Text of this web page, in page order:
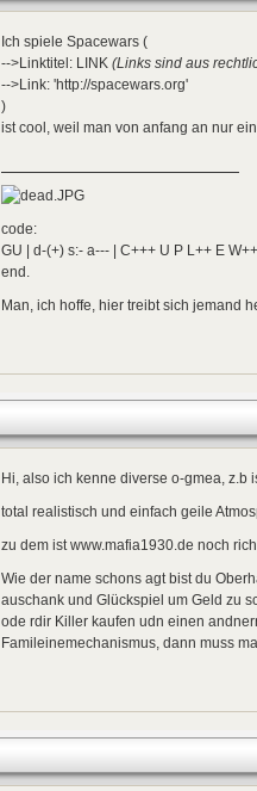
Ich spiele Spacewars (
-->Linktitel: LINK (Links sind aus
-->Link: 'http://spacewars.org'
)
ist cool, weil man von anfang an nur
code:
GU | d-(+) s:- a--- | C+++ U P L++ E
end.
Man, ich hoffe, hier treibt sich jemand
Hi, also ich kenne diverse o-gmea, z.b
total realistisch und einfach geile
zu dem ist www.mafia1930.de noch
Wie der name schons agt bist du
auschank und Glückspiel um Geld zu
ode rdir Killer kaufen udn einen
Famileinemechanismus, dann muss